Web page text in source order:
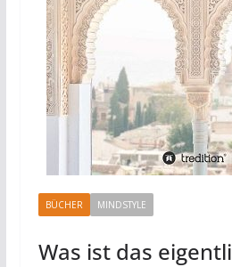
BÜCHER MINDSTYLE
Was ist das